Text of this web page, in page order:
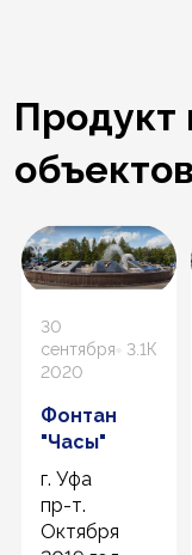
Продукт
объектов
30
сентября
2020
3.1К
Фонтан
"Часы"
г. Уфа
пр-т.
Октября